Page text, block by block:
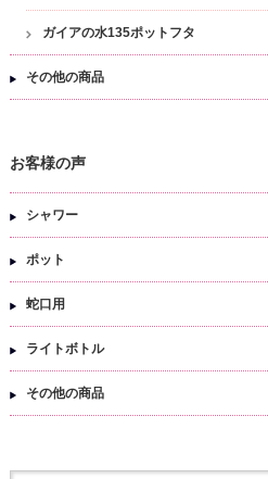
ガイアの水135ポットフタ
その他の商品
お客様の声
シャワー
ポット
蛇口用
ライトボトル
その他の商品